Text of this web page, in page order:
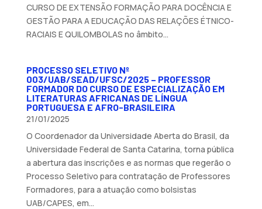
CURSO DE EXTENSÃO FORMAÇÃO PARA DOCÊNCIA E
GESTÃO PARA A EDUCAÇÃO DAS RELAÇÕES ÉTNICO-
RACIAIS E QUILOMBOLAS no âmbito...
PROCESSO SELETIVO Nº
003/UAB/SEAD/UFSC/2025 – PROFESSOR
FORMADOR DO CURSO DE ESPECIALIZAÇÃO EM
LITERATURAS AFRICANAS DE LÍNGUA
PORTUGUESA E AFRO-BRASILEIRA
21/01/2025
O Coordenador da Universidade Aberta do Brasil, da
Universidade Federal de Santa Catarina, torna pública
a abertura das inscrições e as normas que regerão o
Processo Seletivo para contratação de Professores
Formadores, para a atuação como bolsistas
UAB/CAPES, em...